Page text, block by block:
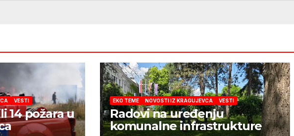
VESTI
14 požara u
EKO TEME NOVOSTI IZ KRAGUJEVCA VESTI
Radovi na uređenju
komunalne infrastrukture